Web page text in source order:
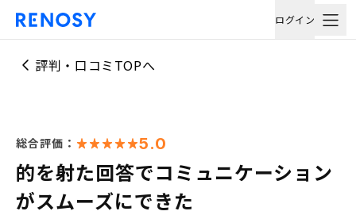
ログイン
評判・口コミTOPへ
総合評価： 5.0
的を射た回答でコミュニケーション
がスムーズにできた